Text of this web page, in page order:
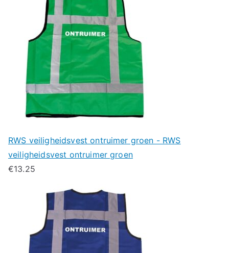
RWS veiligheidsvest ontruimer groen - RWS
veiligheidsvest ontruimer groen
€13.25